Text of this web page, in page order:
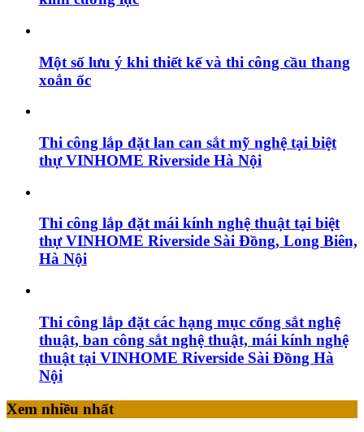
Một số lưu ý khi thiết kế và thi công cầu thang
xoắn ốc
Thi công lắp đặt lan can sắt mỹ nghệ tại biệt
thự VINHOME Riverside Hà Nội
Thi công lắp đặt mái kính nghệ thuật tại biệt
thự VINHOME Riverside Sài Đồng, Long Biên,
Hà Nội
Thi công lắp đặt các hạng mục cổng sắt nghệ
thuật, ban công sắt nghệ thuật, mái kính nghệ
thuật tại VINHOME Riverside Sài Đồng Hà
Nội
Xem nhiều nhất